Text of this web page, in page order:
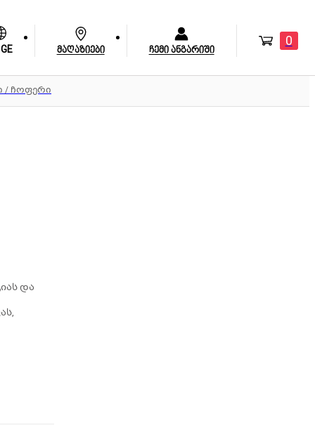
GE მაღაზიები ჩემი ანგარიში
0
/ ჩოფერი
და